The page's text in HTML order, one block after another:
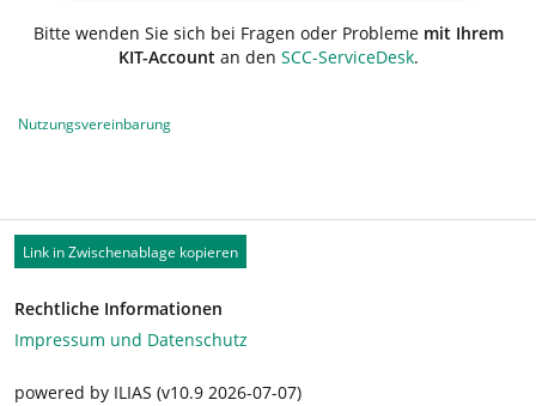
Bitte wenden Sie sich bei Fragen oder Probleme mit Ihrem
KIT-Accountan den SCC-ServiceDesk.
Nutzungsvereinbarung
Link in Zwischenablage kopieren
Rechtliche Informationen
Impressum und Datenschutz
powered by ILIAS (v10.9 2026-07-07)